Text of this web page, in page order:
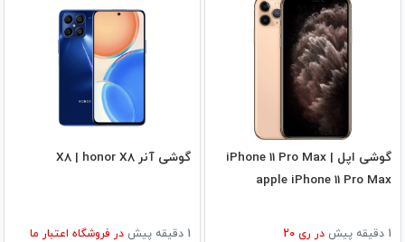
گوشی اپل iPhone 11 Pro Max |
apple iPhone 11 Pro Max
1 دقیقه پیش در ری 20
گوشی آنر X8 | honor X8
1 دقیقه پیش در فروشگاه اعتبار ما